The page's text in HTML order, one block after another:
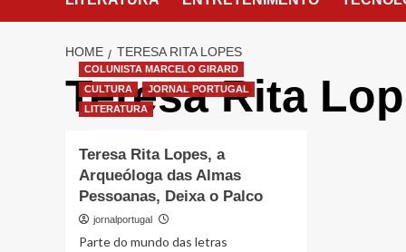
HOME TERESA RITA LOPES
Teresa Rita
COLUNISTA MARCELO GIRARD
CULTURA
JORNAL PORTUGAL
LITERATURA
Teresa Rita Lopes, a
Arqueóloga das Almas
Pessoanas, Deixa o Palco
jornalportugal
Parte do mundo das letras